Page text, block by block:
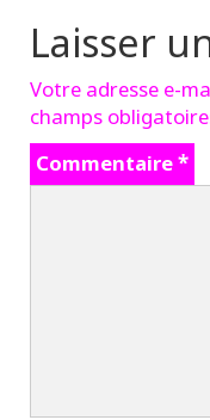
Laisser
Votre adresse e-
champs
Commentaire*